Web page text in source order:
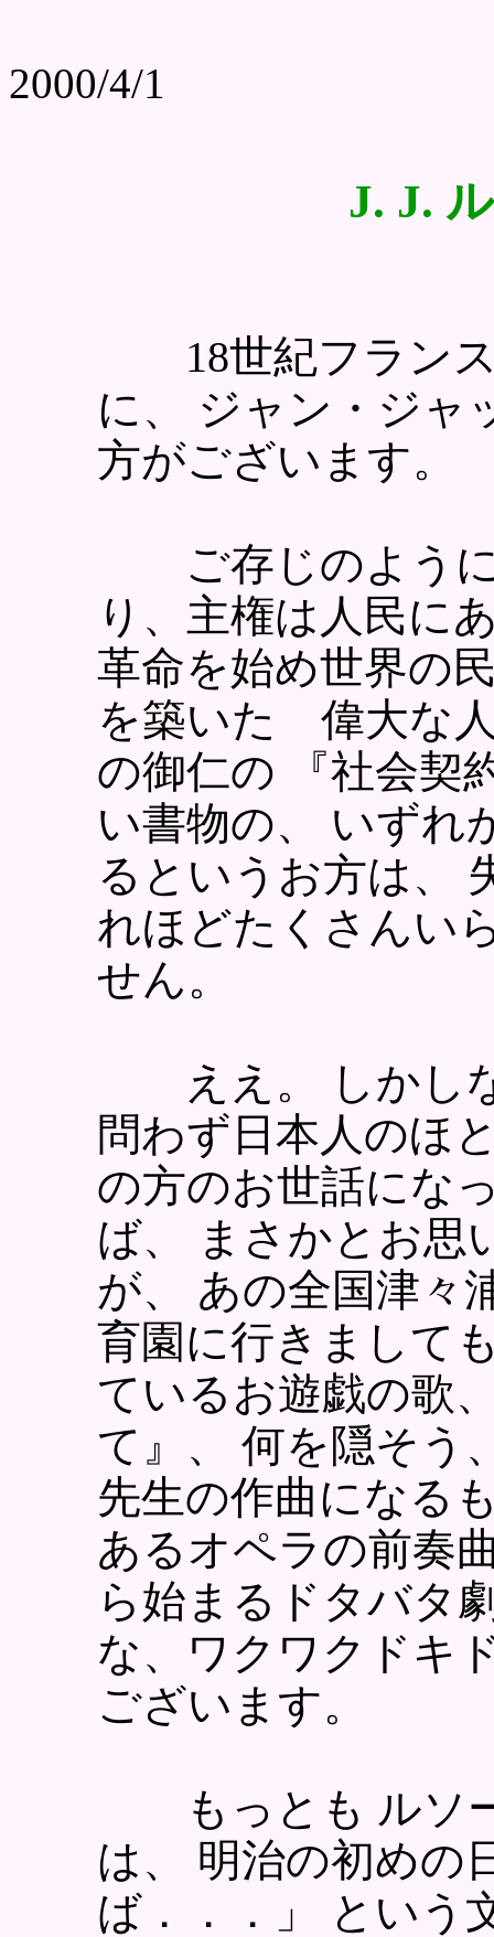
2000/4/1
J. J.
18世紀フランス
に、 ジャン・ジ
方がございます。
ご存じのよう
り、主権は人民に
革命を始め世界の
を築いた 偉大な
の御仁の 『社会契
い書物の、 いずれ
るというお方は、
れほどたくさんい
せん。
ええ。 しかしな
問わず日本人のほ
の方のお世話にな
ば、 まさかとお思
が、 あの全国津々
育園に行きまして
ているお遊戯の歌
て』、 何を隠そ
先生の作曲になる
あるオペラの前奏
ら始まるドタバタ
な、ワクワクドキ
ございます。
もっとも ルソー
は、 明治の初めの
ば．．．」 という